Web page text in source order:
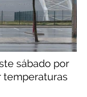
sábado por
temperaturas